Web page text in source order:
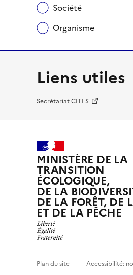
Société
Organisme
Liens utiles
Secrétariat CITES
MINISTÈRE DE LA
TRANSITION
ÉCOLOGIQUE,
DE LA
DE LA FORÊT, DE
ET DE LA PÊCHE
Plan du site Accessibilité: